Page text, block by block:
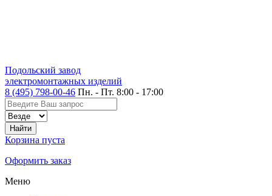
Подольский завод
электромонтажных изделий
8 (495) 798-00-46 Пн. - Пт. 8:00 - 17:00
Корзина пуста
Оформить заказ
Меню